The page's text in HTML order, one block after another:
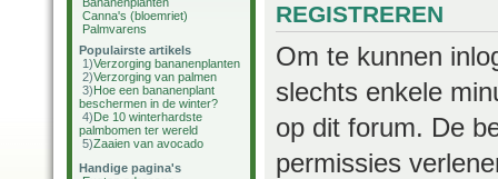
Canna's (bloemriet)
Palmvarens
Populairste artikels
1)Verzorging bananenplanten
2)Verzorging van palmen
3)Hoe een bananenplant
beschermen in de winter?
4)De 10 winterhardste
palmbomen ter wereld
5)Zaaien van avocado
Handige pagina's
REGISTREREN
Om te kunnen
slechts enkele
op dit forum. De
permissies